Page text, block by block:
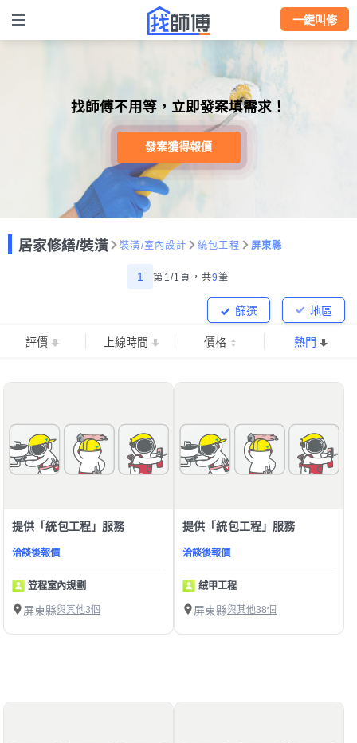
一鍵叫修
找師傅不用等，立即發案填需求！
發案獲得報價
居家修繕/裝潢 裝潢/室內設計 統包工程 屏東縣
1 第1/1頁， 共9筆
地區
篩選
評價 上線時間 價格 熱門
提供「統包工程」服務
洽談後報價
笠程室內規劃
屏東縣與其他3個
提供「統包工程」服務
洽談後報價
絨甲工程
屏東縣與其他38個